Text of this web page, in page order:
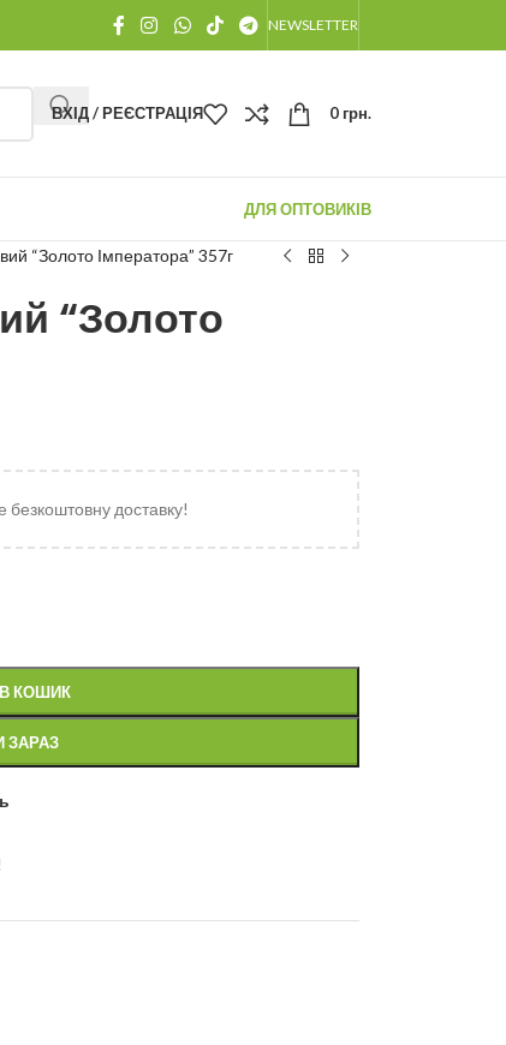
NEWSLETTER
ВХІД / РЕЄСТРАЦІЯ 0 грн.
ДЛЯ ОПТОВИКІВ
“Золото Імператора” 357г
“Золото
доставку!
КОШИК
ЗАРАЗ